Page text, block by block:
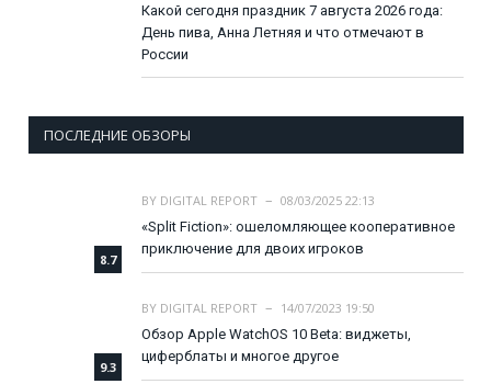
Какой сегодня праздник 7 августа 2026 года:
День пива, Анна Летняя и что отмечают в
России
ПОСЛЕДНИЕ ОБЗОРЫ
8.7
BY DIGITAL REPORT
08/03/2025 22:13
«Split Fiction»: ошеломляющее кооперативное
приключение для двоих игроков
9.3
BY DIGITAL REPORT
14/07/2023 19:50
Обзор Apple WatchOS 10 Beta: виджеты,
циферблаты и многое другое